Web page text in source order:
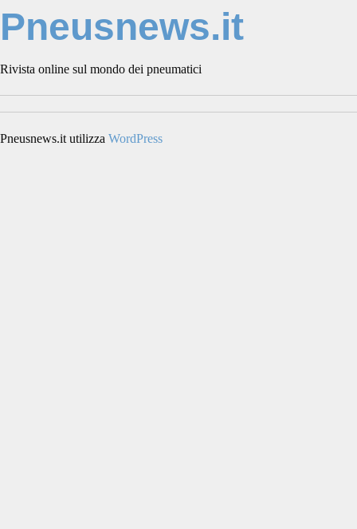
Pneusnews.it
Rivista online sul mondo dei pneumatici
Pneusnews.it utilizza WordPress